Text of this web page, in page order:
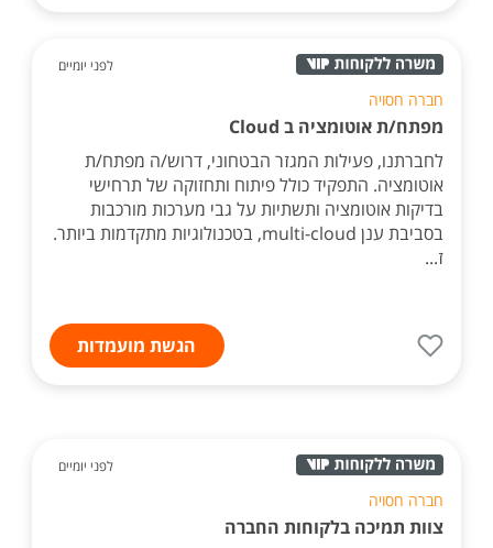
לפני יומיים
חברה חסויה
מפתח/ת אוטומציה ב Cloud
לחברתנו, פעילות המגזר הבטחוני, דרוש/ה מפתח/ת
אוטומציה. התפקיד כולל פיתוח ותחזוקה של תרחישי
בדיקות אוטומציה ותשתיות על גבי מערכות מורכבות
בסביבת ענן multi-cloud, בטכנולוגיות מתקדמות ביותר.
ז...
הגשת מועמדות
לפני יומיים
חברה חסויה
צוות תמיכה בלקוחות החברה